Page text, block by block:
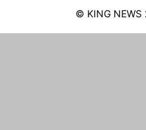
© KING